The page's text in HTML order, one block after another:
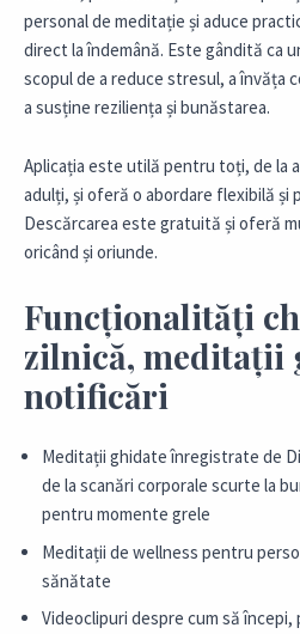
personal de meditație și aduce
direct la îndemână. Este gândită ca
scopul de a reduce stresul, a învăța
a susține reziliența și bunăstarea.
Aplicația este utilă pentru toți, de la
adulți, și oferă o abordare flexibilă și
Descărcarea este gratuită și oferă
oricând și oriunde.
Funcționalități
zilnică, meditații
notificări
Meditații ghidate înregistrate de
de la scanări corporale scurte la
pentru momente grele
Meditații de wellness pentru
sănătate
Videoclipuri despre cum să